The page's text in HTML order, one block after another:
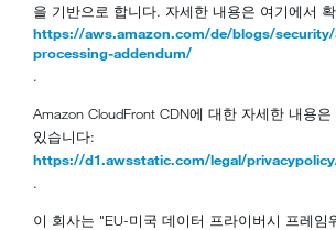
을 기반으로 합니다. 자세한 내용은 여기에서
https://aws.amazon.com/de/blogs/
processing-addendum/
.
Amazon CloudFront CDN에 대한 자세한 내용
있습니다:
https://d1.awsstatic.com/legal/
.
이 회사는 "EU-미국 데이터 프라이버시 프레임